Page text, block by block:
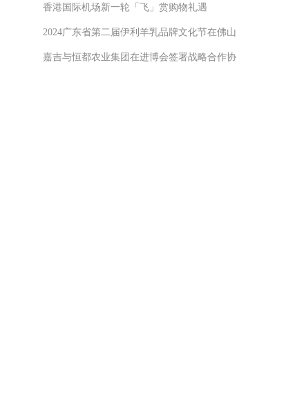
香港国际机场新一轮「飞」赏购物礼遇
2024广东省第二届伊利羊乳品牌文化节在佛山禅城成功
嘉吉与恒都农业集团在进博会签署战略合作协议